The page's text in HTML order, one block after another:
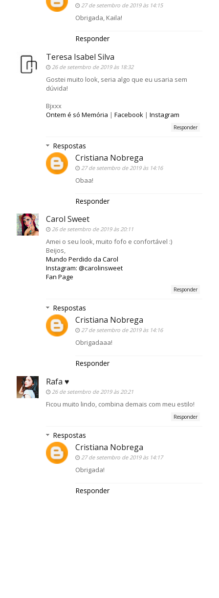
27 de setembro de 2019 às 14:15
Obrigada, Kaila!
Responder
Teresa Isabel Silva
26 de setembro de 2019 às 18:32
Gostei muito look, seria algo que eu usaria sem
dúvida!
Bjxxx
Ontem é só Memória | Facebook | Instagram
Responder
Respostas
Cristiana Nobrega
27 de setembro de 2019 às 14:16
Obaa!
Responder
Carol Sweet
26 de setembro de 2019 às 20:11
Amei o seu look, muito fofo e confortável :)
Beijos,
Mundo Perdido da Carol
Instagram: @carolinsweet
Fan Page
Responder
Respostas
Cristiana Nobrega
27 de setembro de 2019 às 14:16
Obrigadaaa!
Responder
Rafa ♥
26 de setembro de 2019 às 20:21
Ficou muito lindo, combina demais com meu estilo!
Responder
Respostas
Cristiana Nobrega
27 de setembro de 2019 às 14:17
Obrigada!
Responder